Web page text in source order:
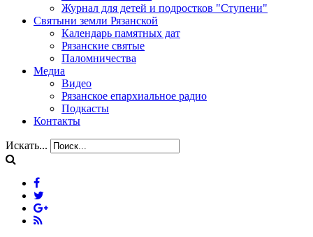
Журнал для детей и подростков "Ступени"
Святыни земли Рязанской
Календарь памятных дат
Рязанские святые
Паломничества
Медиа
Видео
Рязанское епархиальное радио
Подкасты
Контакты
Искать...